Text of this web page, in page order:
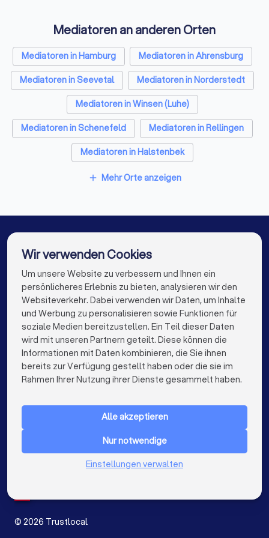
Familienmediation, eine Wirtschaftsmediation oder eine
Mediation am Arbeitsplatz benötigen – bei Trustlocal finden
Sie den passenden Mediator für Ihre Bedürfnisse.
Mediatoren an anderen Orten
Mediatoren in Hamburg
Mediatoren in Ahrensburg
Mediatoren in Seevetal
Mediatoren in Norderstedt
Mediatoren in Winsen (Luhe)
Mediatoren in Schenefeld
Mediatoren in Rellingen
Mediatoren in Halstenbek
Mediatoren in Quickborn Kreis Pinneberg
Mediatoren in Frankfurt am Main
Mediatoren in Stuttgart
Mediatoren in Düsseldorf
Mediatoren in Dortmund
Mediatoren in Essen
Mediatoren in Bremen
Mediatoren in Nürnberg
Mediatoren in Dresden
Mediatoren in Hannover
Mediatoren in Leipzig
Mediatoren in Duisburg
Mediatoren in Bielefeld
Mediatoren in Bonn
Mediatoren in Münster
Mediatoren in der Nähe
add Mehr Orte anzeigen
Die besten Mediatoren für Sie
info@trustlocal.de
FÜR PRIVATPERSONEN
Niederlande
© 2026 Trustlocal
Wir verwenden Cookies
Um unsere Website zu verbessern und Ihnen ein
persönlicheres Erlebnis zu bieten, analysieren wir den
Websiteverkehr. Dabei verwenden wir Daten, um Inhalte
und Werbung zu personalisieren sowie Funktionen für
soziale Medien bereitzustellen. Ein Teil dieser Daten
wird mit unseren Partnern geteilt. Diese können die
Informationen mit Daten kombinieren, die Sie ihnen
bereits zur Verfügung gestellt haben oder die sie im
Rahmen Ihrer Nutzung ihrer Dienste gesammelt haben.
Alle akzeptieren
Nur notwendige
Einstellungen verwalten